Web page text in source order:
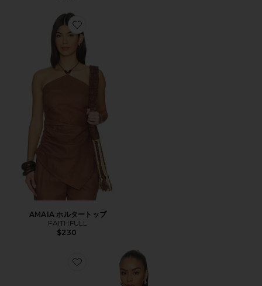
Favorite AMAIA ホルタートップ
AMAIA ホルタートップ
FAITHFULL
$230
Favorite AVIANA トップ